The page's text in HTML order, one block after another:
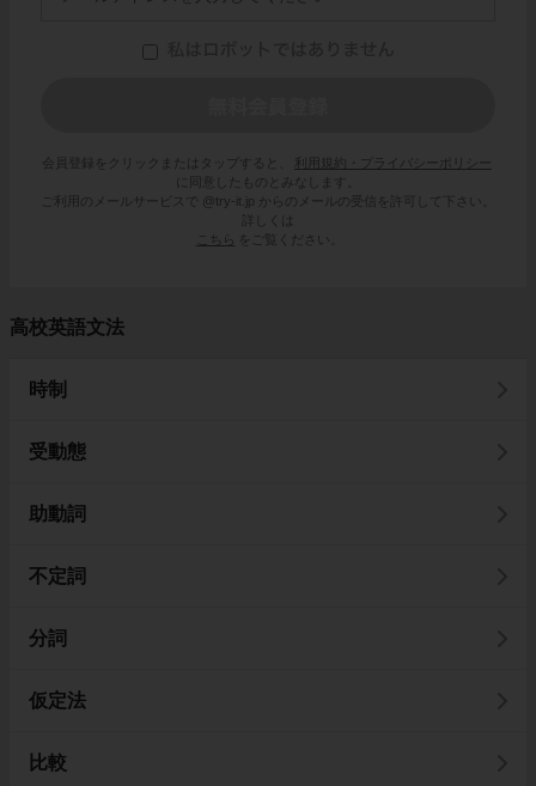
会員登録をクリックまたはタップすると、
利用規約・プライバシーポリシー
に同意したものとみなします。
ご利用のメールサービスで @try-it.jp からのメールの受信を許可して下さい。
詳しくは
こちら
をご覧ください。
高校英語文法
時制
受動態
助動詞
不定詞
分詞
仮定法
比較